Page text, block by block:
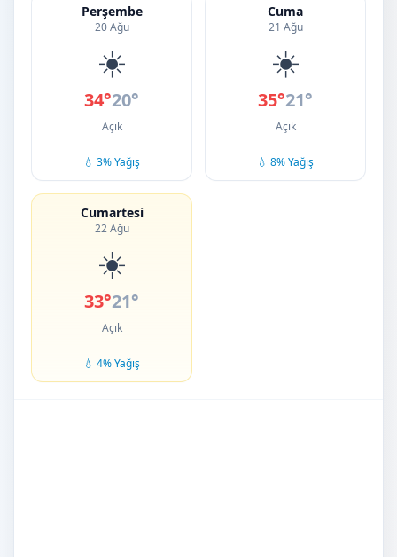
Perşembe
20 Ağu
☀️
34°20°
Açık
💧 3% Yağış
Cuma
21 Ağu
☀️
35°21°
Açık
💧 8% Yağış
Cumartesi
22 Ağu
☀️
33°21°
Açık
💧 4% Yağış